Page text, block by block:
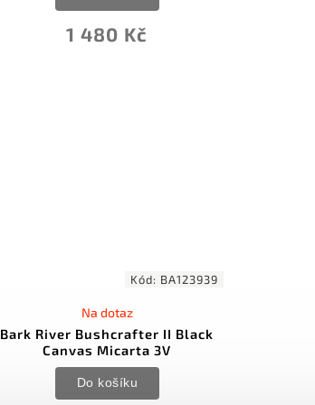
1 480 Kč
Kód: BA123939
Bark River Bushcrafter II Black
Canvas Micarta 3V
Na dotaz
Do košíku